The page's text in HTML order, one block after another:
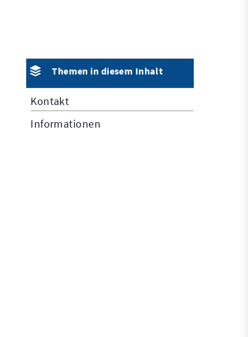
Themen in diesem Inhalt
Kontakt
Informationen